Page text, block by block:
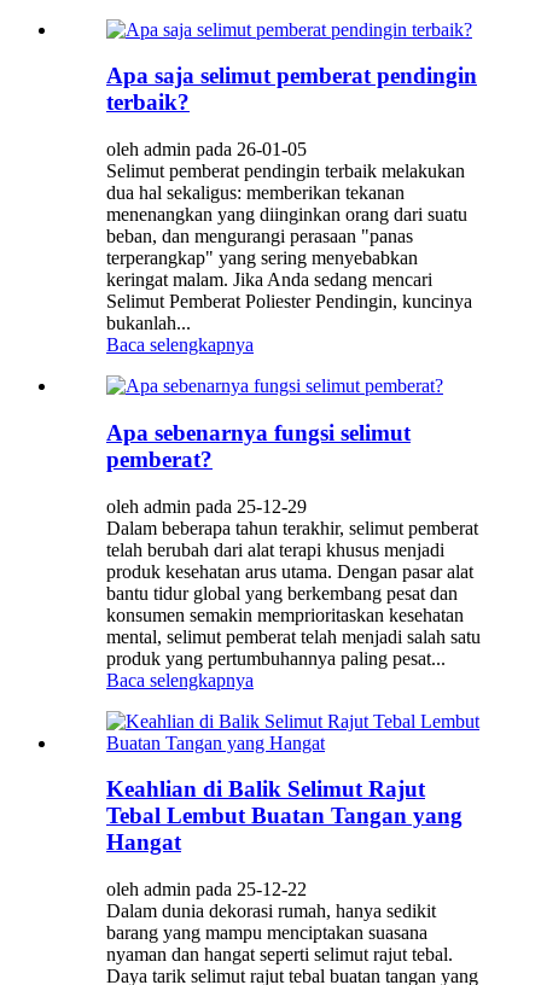
Apa saja selimut pemberat pendingin
terbaik?
oleh admin pada 26-01-05
Selimut pemberat pendingin terbaik melakukan
dua hal sekaligus: memberikan tekanan
menenangkan yang diinginkan orang dari suatu
beban, dan mengurangi perasaan "panas
terperangkap" yang sering menyebabkan
keringat malam. Jika Anda sedang mencari
Selimut Pemberat Poliester Pendingin, kuncinya
bukanlah...
Baca selengkapnya
Apa sebenarnya fungsi selimut
pemberat?
oleh admin pada 25-12-29
Dalam beberapa tahun terakhir, selimut pemberat
telah berubah dari alat terapi khusus menjadi
produk kesehatan arus utama. Dengan pasar alat
bantu tidur global yang berkembang pesat dan
konsumen semakin memprioritaskan kesehatan
mental, selimut pemberat telah menjadi salah satu
produk yang pertumbuhannya paling pesat...
Baca selengkapnya
Keahlian di Balik Selimut Rajut
Tebal Lembut Buatan Tangan yang
Hangat
oleh admin pada 25-12-22
Dalam dunia dekorasi rumah, hanya sedikit
barang yang mampu menciptakan suasana
nyaman dan hangat seperti selimut rajut tebal.
Daya tarik selimut rajut tebal buatan tangan yang